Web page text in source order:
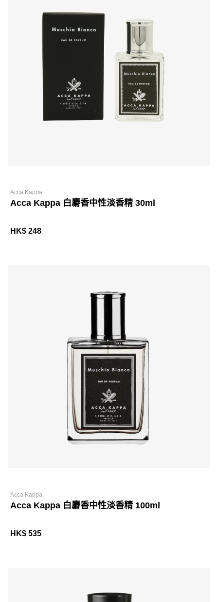
Acca Kappa
Acca Kappa 白麝香中性淡香精 30ml
HK$ 248
Acca Kappa
Acca Kappa 白麝香中性淡香精 100ml
HK$ 535